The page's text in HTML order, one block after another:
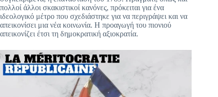
πολλοί άλλοι σκακιστικοί κανόνες, πρόκειται για ένα
ιδεολογικό μέτρο που σχεδιάστηκε για να περιγράψει και να
απεικονίσει μια νέα κοινωνία. Η προαγωγή του πιονιού
απεικονίζει έτσι τη δημοκρατική αξιοκρατία.